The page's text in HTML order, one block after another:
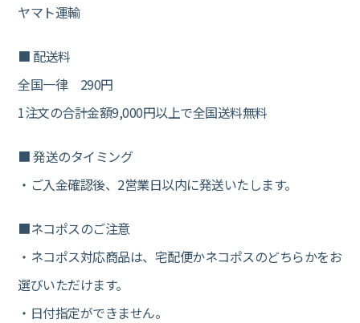
ヤマト運輸
■ 配送料
全国一律 290円
1注文の合計金額9,000円以上で全国送料無料
■ 発送のタイミング
・ご入金確認後、2営業日以内に発送いたします。
■ネコポスのご注意
・ネコポス対応商品は、宅配便かネコポスのどちらかをお
選びいただけます。
・日付指定ができません。